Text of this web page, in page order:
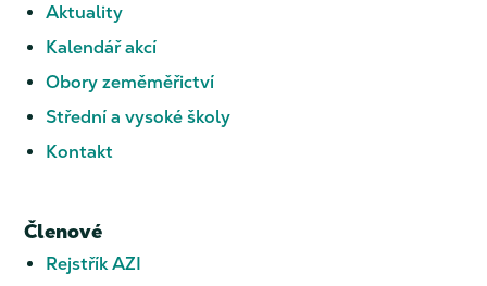
Aktuality
Kalendář akcí
Obory zeměměřictví
Střední a vysoké školy
Kontakt
Členové
Rejstřík AZI